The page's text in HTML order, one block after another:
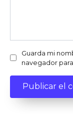
Guarda mi
navegador